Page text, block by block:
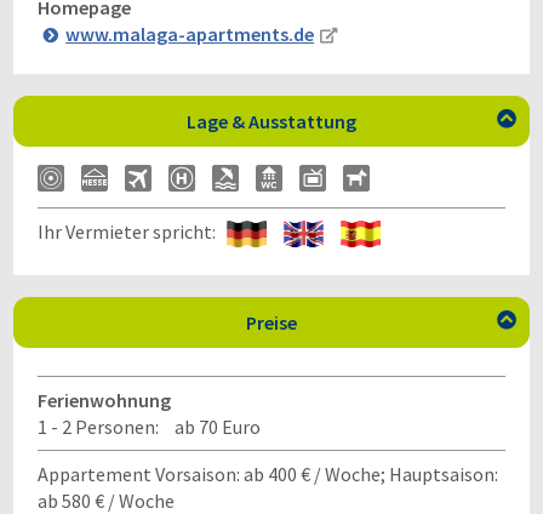
Homepage
www.malaga-apartments.de
Lage & Ausstattung 
Ihr Vermieter spricht:
Preise 
Ferienwohnung
1 - 2 Personen:
ab 70 Euro
Appartement Vorsaison: ab 400 € / Woche; Hauptsaison:
ab 580 € / Woche